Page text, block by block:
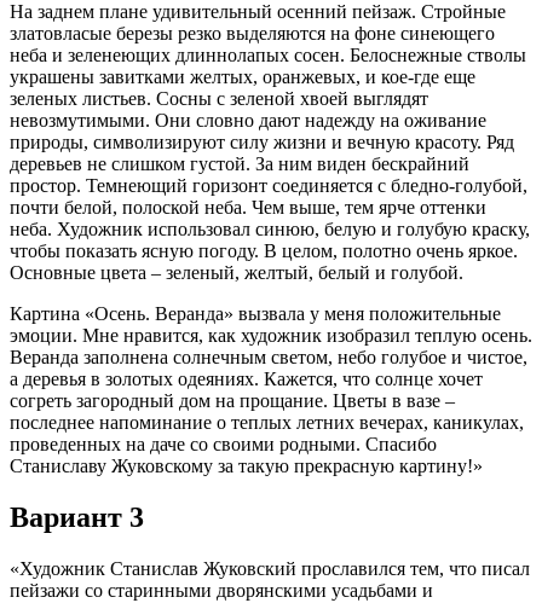
На заднем плане удивительный осенний пейзаж. Стройные
златовласые березы резко выделяются на фоне синеющего
неба и зеленеющих длиннолапых сосен. Белоснежные стволы
украшены завитками желтых, оранжевых, и кое-где еще
зеленых листьев. Сосны с зеленой хвоей выглядят
невозмутимыми. Они словно дают надежду на оживание
природы, символизируют силу жизни и вечную красоту. Ряд
деревьев не слишком густой. За ним виден бескрайний
простор. Темнеющий горизонт соединяется с бледно-голубой,
почти белой, полоской неба. Чем выше, тем ярче оттенки
неба. Художник использовал синюю, белую и голубую краску,
чтобы показать ясную погоду. В целом, полотно очень яркое.
Основные цвета – зеленый, желтый, белый и голубой.
Картина «Осень. Веранда» вызвала у меня положительные
эмоции. Мне нравится, как художник изобразил теплую осень.
Веранда заполнена солнечным светом, небо голубое и чистое,
а деревья в золотых одеяниях. Кажется, что солнце хочет
согреть загородный дом на прощание. Цветы в вазе –
последнее напоминание о теплых летних вечерах, каникулах,
проведенных на даче со своими родными. Спасибо
Станиславу Жуковскому за такую прекрасную картину!»
Вариант 3
«Художник Станислав Жуковский прославился тем, что писал
пейзажи со старинными дворянскими усадьбами и